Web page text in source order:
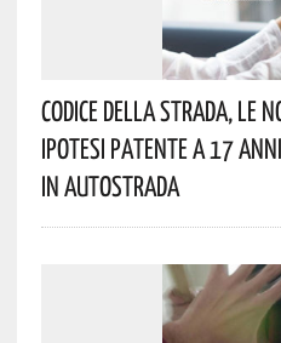
Codice Della Strada, Le
Ipotesi Patente A 17
In Autostrada